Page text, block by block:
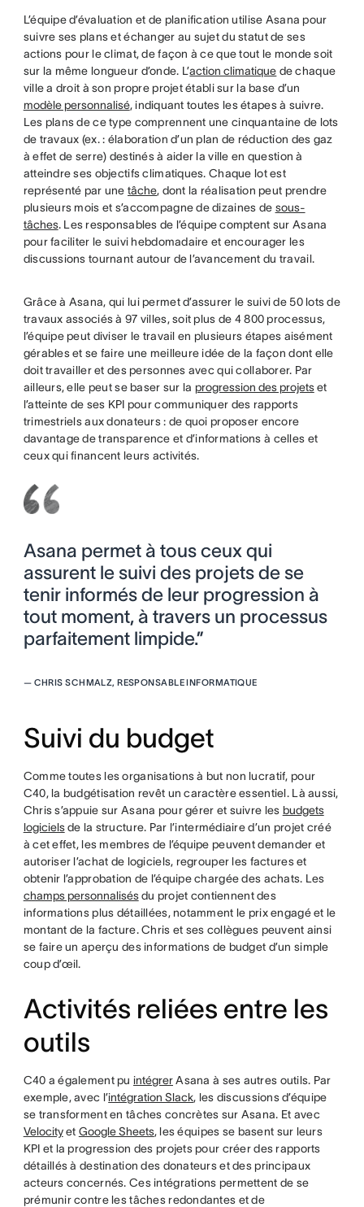
L’équipe d’évaluation et de planification utilise Asana pour
suivre ses plans et échanger au sujet du statut de ses
actions pour le climat, de façon à ce que tout le monde soit
sur la même longueur d’onde. L’action climatique de chaque
ville a droit à son propre projet établi sur la base d’un
modèle personnalisé, indiquant toutes les étapes à suivre.
Les plans de ce type comprennent une cinquantaine de lots
de travaux (ex. : élaboration d’un plan de réduction des gaz
à effet de serre) destinés à aider la ville en question à
atteindre ses objectifs climatiques. Chaque lot est
représenté par une tâche, dont la réalisation peut prendre
plusieurs mois et s’accompagne de dizaines de sous-
tâches. Les responsables de l’équipe comptent sur Asana
pour faciliter le suivi hebdomadaire et encourager les
discussions tournant autour de l’avancement du travail.
Grâce à Asana, qui lui permet d’assurer le suivi de 50 lots de
travaux associés à 97 villes, soit plus de 4 800 processus,
l’équipe peut diviser le travail en plusieurs étapes aisément
gérables et se faire une meilleure idée de la façon dont elle
doit travailler et des personnes avec qui collaborer. Par
ailleurs, elle peut se baser sur la progression des projetset
l’atteinte de ses KPI pour communiquer des rapports
trimestriels aux donateurs : de quoi proposer encore
davantage de transparence et d’informations à celles et
ceux qui financent leurs activités.
Asana permet à tous ceux qui
assurent le suivi des projets de se
tenir informés de leur progression à
tout moment, à travers un processus
parfaitement limpide.”
— CHRIS SCHMALZ, RESPONSABLE INFORMATIQUE
Suivi du budget
Comme toutes les organisations à but non lucratif, pour
C40, la budgétisation revêt un caractère essentiel. Là aussi,
Chris s’appuie sur Asana pour gérer et suivre les budgets
logicielsde la structure. Par l’intermédiaire d’un projet créé
à cet effet, les membres de l’équipe peuvent demander et
autoriser l’achat de logiciels, regrouper les factures et
obtenir l’approbation de l’équipe chargée des achats. Les
champs personnalisésdu projet contiennent des
informations plus détaillées, notamment le prix engagé et le
montant de la facture. Chris et ses collègues peuvent ainsi
se faire un aperçu des informations de budget d’un simple
coup d’œil.
Activités reliées entre les
outils
C40 a également pu intégrerAsana à ses autres outils. Par
exemple, avec l’intégration Slack, les discussions d’équipe
se transforment en tâches concrètes sur Asana. Et avec
Velocityet Google Sheets, les équipes se basent sur leurs
KPI et la progression des projets pour créer des rapports
détaillés à destination des donateurs et des principaux
acteurs concernés. Ces intégrations permettent de se
prémunir contre les tâches redondantes et de